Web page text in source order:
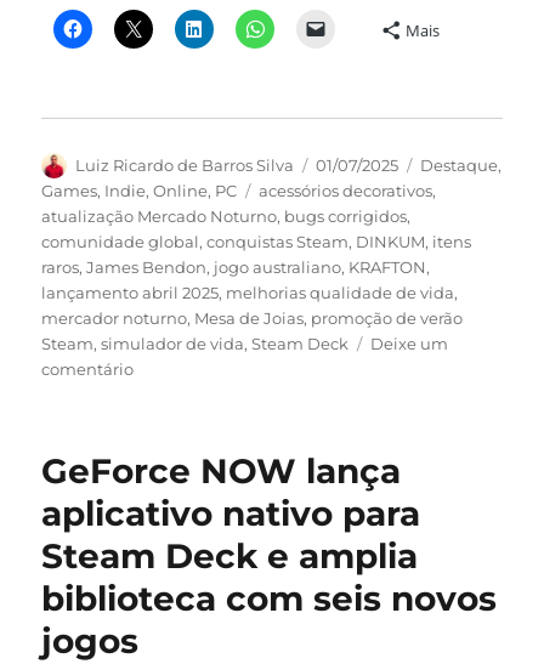
Mais
Autor
Luiz Ricardo de Barros Silva
Publicado
em
01/07/2025 Categorias
Destaque,
Games, Indie,Online, PC Tags
acessórios decorativos,
atualização Mercado Noturno, bugs corrigidos,
comunidade global,conquistas Steam, DINKUM, itens
raros,James Bendon, jogo australiano, KRAFTON,
lançamento abril 2025, melhorias qualidade de vida,
mercador noturno, Mesa de Joias, promoção de verão
Steam,simulador de vida,Steam Deck
Deixe um
comentárioem
atualização
com
mercador
misterioso
e
conquistas
por
GeForce NOW lança
aplicativo nativo para
Steam Deck e amplia
biblioteca com seis novos
jogos